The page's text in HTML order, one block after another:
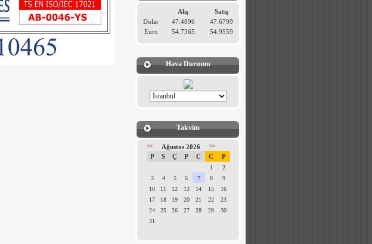
Alış
Satış
Dolar
47.4896
47.6799
Euro
54.7365 54.9559
Hava Durumu
Takvim
<< Ağustos 2026 >>
P S Ç P C C P
1
2
3
4 5 6 7 8
9
10
11 12 13 14 15
16
17
18 19 20 21 22
23
24
25 26 27 28 29
30
31